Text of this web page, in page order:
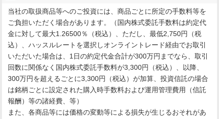
当社の取扱商品等へのご投資には、商品ごとに所定の手数料等を
ご負担いただく場合があります。（国内株式委託手数料は約定代
金に対して最大1.26500％（税込）、ただし、最低2,750円（税
込）、ハッスルレートを選択しオンライントレード経由でお取引
いただいた場合は、1日の約定代金合計が300万円までなら、取引
回数に関係なく国内株式委託手数料が3,300円（税込）、以降、
300万円を超えるごとに3,300円（税込）が加算、投資信託の場合
は銘柄ごとに設定された購入時手数料および運用管理費用（信託
報酬）等の諸経費、等）
また、各商品等には価格の変動等による損失が生じるおそれがあ